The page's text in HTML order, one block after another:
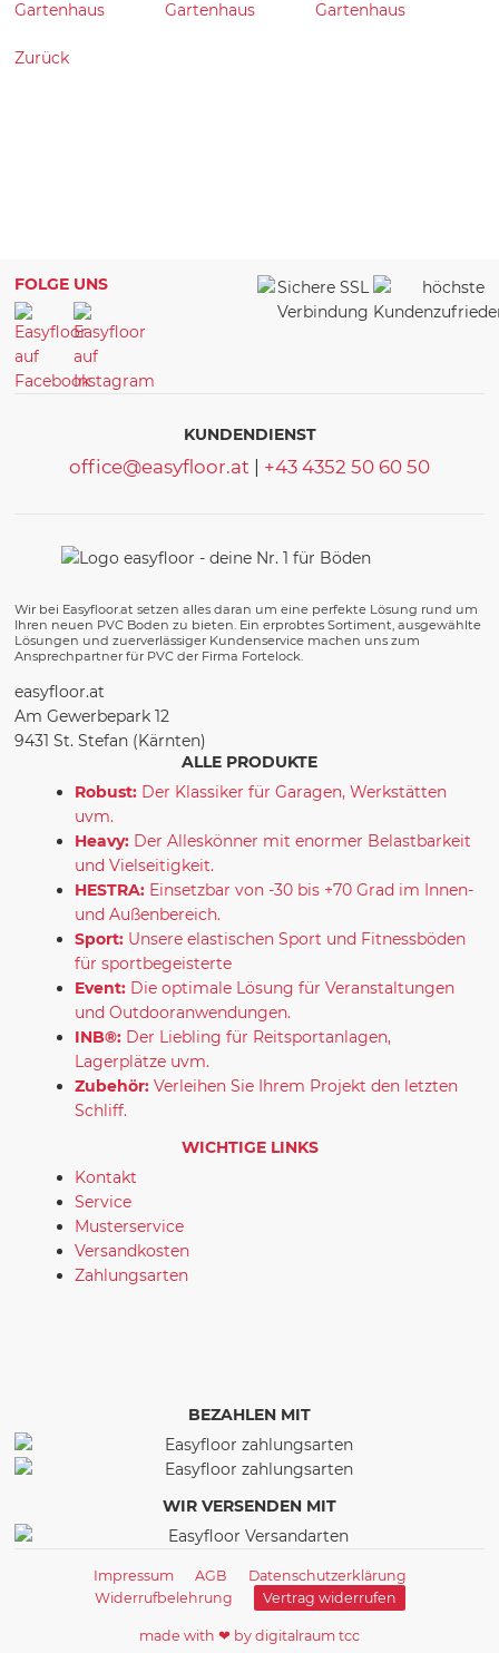
Zurück
FOLGE UNS
KUNDENDIENST
office@easyfloor.at +43 4352 50 60 50
Wir bei Easyfloor.at setzen alles daran um eine perfekte Lösung rund um
Ihren neuen PVC Boden zu bieten. Ein erprobtes Sortiment, ausgewählte
Lösungen und zuerverlässiger Kundenservice machen uns zum
Ansprechpartner für PVC der Firma Fortelock.
easyfloor.at
Am Gewerbepark 12
9431 St. Stefan (Kärnten)
ALLE PRODUKTE
Robust: Der Klassiker für Garagen, Werkstätten
uvm.
Heavy: Der Alleskönner mit enormer Belastbarkeit
und Vielseitigkeit.
HESTRA: Einsetzbar von -30 bis +70 Grad im Innen-
und Außenbereich.
Sport: Unsere elastischen Sport und Fitnessböden
für sportbegeisterte
Event: Die optimale Lösung für Veranstaltungen
und Outdooranwendungen.
INB®: Der Liebling für Reitsportanlagen,
Lagerplätze uvm.
Zubehör: Verleihen Sie Ihrem Projekt den letzten
Schliff.
WICHTIGE LINKS
Kontakt
Service
Musterservice
Versandkosten
Zahlungsarten
BEZAHLEN MIT
WIR VERSENDEN MIT
Impressum AGB
Datenschutzerklärung
Widerrufbelehrung
Vertrag widerrufen
made with ❤ by digitalraum tcc